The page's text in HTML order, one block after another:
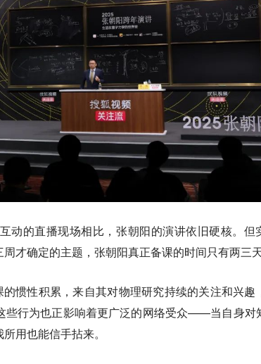
动的直播现场相比，张朝阳的演讲依旧硬核。但
才确定的主题，张朝阳真正备课的时间只有两三天
惯性积累，来自其对物理研究持续的关注和兴趣
些行为也正影响着更广泛的网络受众——当自身对
用也能信手拈来。